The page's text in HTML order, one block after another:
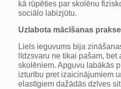
kā rūpēties par skolēnu
sociālo labizjūtu.
Uzlabota mācīšanas prakse
Liels ieguvums bija
līdzsvaru ne tikai pašam, bet
skolēniem. Apguvu labākās
izturību pret izaicinājumiem
elastīgiem dažādās dzīves